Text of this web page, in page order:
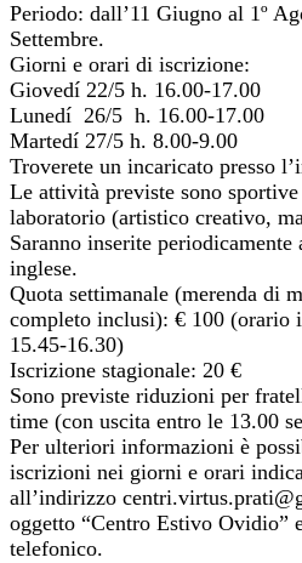
Periodo: dall’11 Giugno al 1º
Settembre.
Giorni e orari di iscrizione:
Giovedí 22/5 h. 16.00-17.00
Lunedí 26/5 h. 16.00-17.00
Martedí 27/5 h. 8.00-9.00
Troverete un incaricato presso
Le attività previste sono
laboratorio (artistico creativo,
Saranno inserite
inglese.
Quota settimanale (merenda di
completo inclusi): € 100 (orario
15.45-16.30)
Iscrizione stagionale: 20 €
Sono previste riduzioni per
time (con uscita entro le 13.00
Per ulteriori informazioni è
iscrizioni nei giorni e orari
all’indirizzo
oggetto “Centro Estivo Ovidio”
telefonico.